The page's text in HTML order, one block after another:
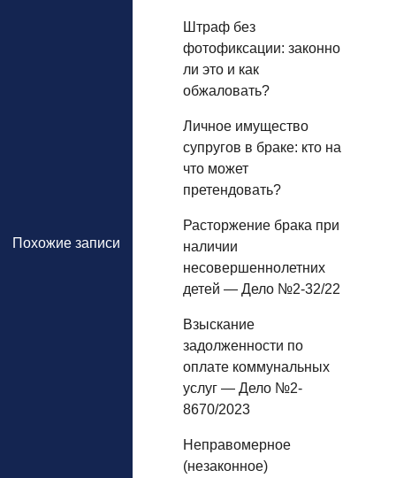
Похожие записи
Штраф без
фотофиксации: законно
ли это и как
обжаловать?
Личное имущество
супругов в браке: кто на
что может
претендовать?
Расторжение брака при
наличии
несовершеннолетних
детей — Дело №2-32/22
Взыскание
задолженности по
оплате коммунальных
услуг — Дело №2-
8670/2023
Неправомерное
(незаконное)